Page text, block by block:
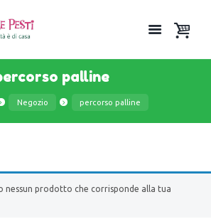
palline
Negozio percorso palline
nessun prodotto che corrisponde alla tua